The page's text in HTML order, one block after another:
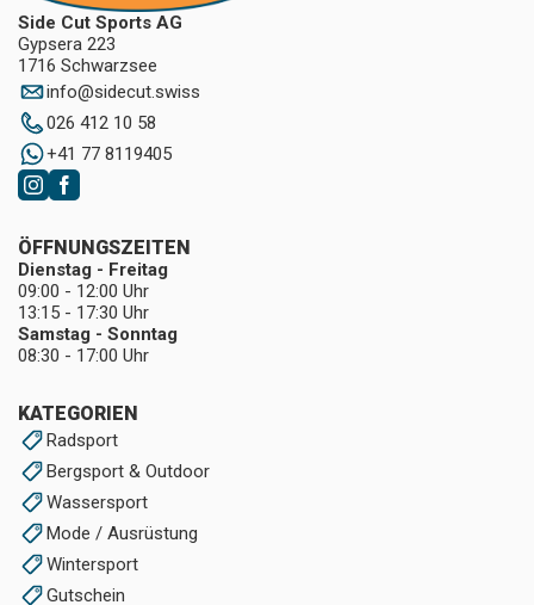
Side Cut Sports AG
Gypsera 223
1716 Schwarzsee
info@sidecut.swiss
026 412 10 58
+41 77 8119405
KATEGORIEN
Radsport
Bergsport & Outdoor
Wassersport
Mode / Ausrüstung
Wintersport
Gutschein
ÖFFNUNGSZEITEN
Dienstag - Freitag
09:00 - 12:00 Uhr
13:15 - 17:30 Uhr
Samstag - Sonntag
08:30 - 17:00 Uhr